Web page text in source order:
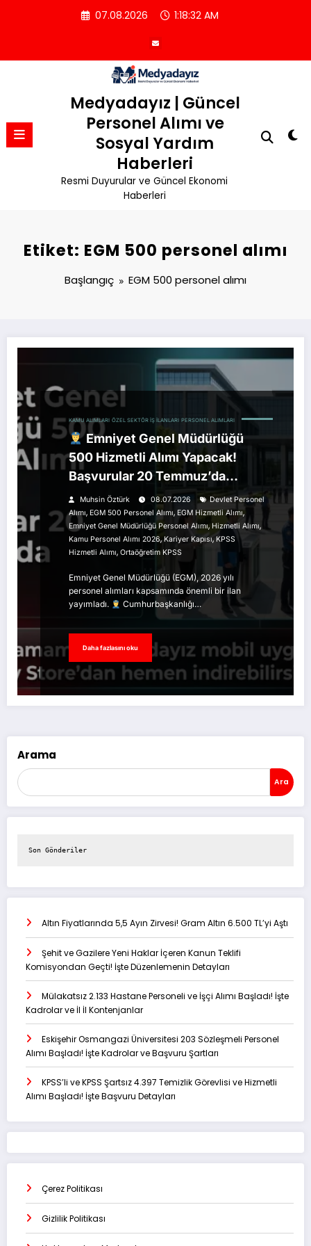
07.08.2026 1:18:32 AM
Medyadayız | Güncel
Personel Alımı ve
Sosyal Yardım
Haberleri
Resmi Duyurular ve Güncel Ekonomi
Haberleri
Etiket: EGM 500 personel alımı
Başlangıç EGM 500 personel alımı
KAMU ALIMLARI ÖZEL SEKTÖR İŞ İLANLARI PERSONEL ALIMLARI
Emniyet Genel Müdürlüğü
500 Hizmetli Alımı Yapacak!
Başvurular 20 Temmuz’da
Başlıyor
Muhsin Öztürk 08.07.2026
Devlet Personel
Alımı, EGM 500 Personel Alımı, EGM Hizmetli Alımı,
Emniyet Genel Müdürlüğü Personel Alımı, Hizmetli Alımı,
Kamu Personel Alımı 2026,Kariyer Kapısı, KPSS
Hizmetli Alımı, Ortaöğretim KPSS
Emniyet Genel Müdürlüğü (EGM), 2026 yılı
personel alımları kapsamında önemli bir ilan
yayımladı.
Cumhurbaşkanlığı…
Daha fazlasını oku
Arama
Ara
Son Gönderiler
Altın Fiyatlarında 5,5 Ayın Zirvesi! Gram Altın 6.500 TL’yi Aştı
Şehit ve Gazilere Yeni Haklar İçeren Kanun Teklifi
Komisyondan Geçti! İşte Düzenlemenin Detayları
Mülakatsız 2.133 Hastane Personeli ve İşçi Alımı Başladı! İşte
Kadrolar ve İl İl Kontenjanlar
Eskişehir Osmangazi Üniversitesi 203 Sözleşmeli Personel
Alımı Başladı! İşte Kadrolar ve Başvuru Şartları
KPSS’li ve KPSS Şartsız 4.397 Temizlik Görevlisi ve Hizmetli
Alımı Başladı! İşte Başvuru Detayları
Çerez Politikası
Gizlilik Politikası